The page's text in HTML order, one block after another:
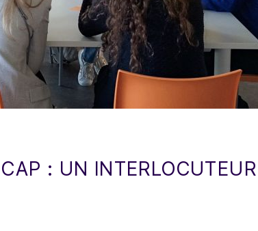
: UN